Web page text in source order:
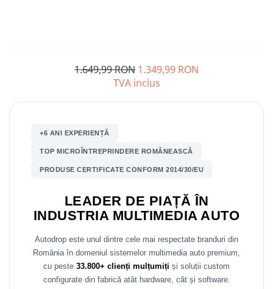
Nissan
Land Rover
Citroen
1.649,99 RON 1.349,99 RON
TVA inclus
+6 ANI EXPERIENȚĂ
TOP MICROÎNTREPRINDERE ROMÂNEASCĂ
PRODUSE CERTIFICATE CONFORM 2014/30/EU
LEADER DE PIAȚĂ ÎN
INDUSTRIA MULTIMEDIA AUTO
Autodrop este unul dintre cele mai respectate branduri din
România în domeniul sistemelor multimedia auto premium,
cu peste 33.800+ clienți mulțumiți și soluții custom
configurate din fabrică atât hardware, cât și software.